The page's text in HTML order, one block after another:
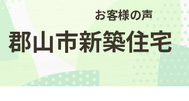
お客様の声
郡山市新築住